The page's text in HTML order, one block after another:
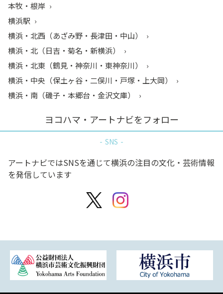
本牧・根岸
横浜駅
横浜・北西（あざみ野・長津田・中山）
横浜・北（日吉・菊名・新横浜）
横浜・北東（鶴見・神奈川・東神奈川）
横浜・中央（保土ヶ谷・二俣川・戸塚・上大岡）
横浜・南（磯子・本郷台・金沢文庫）
ヨコハマ・アートナビをフォロー
SNS
アートナビではSNSを通じて横浜の注目の文化・芸術情報
を発信しています